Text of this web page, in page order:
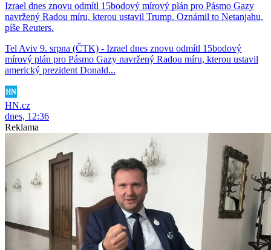
Izrael dnes znovu odmítl 15bodový mírový plán pro Pásmo Gazy
navržený Radou míru, kterou ustavil Trump. Oznámil to Netanjahu,
píše Reuters.
Tel Aviv 9. srpna (ČTK) - Izrael dnes znovu odmítl 15bodový
mírový plán pro Pásmo Gazy navržený Radou míru, kterou ustavil
americký prezident Donald...
HN.cz
dnes, 12:36
Reklama